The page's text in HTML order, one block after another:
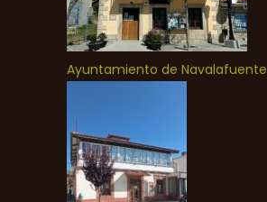
Ayuntamiento de Navalafuente